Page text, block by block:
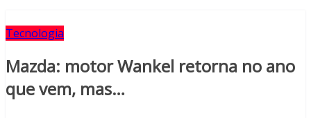
Tecnologia
Mazda: motor Wankel retorna no ano
que vem, mas…